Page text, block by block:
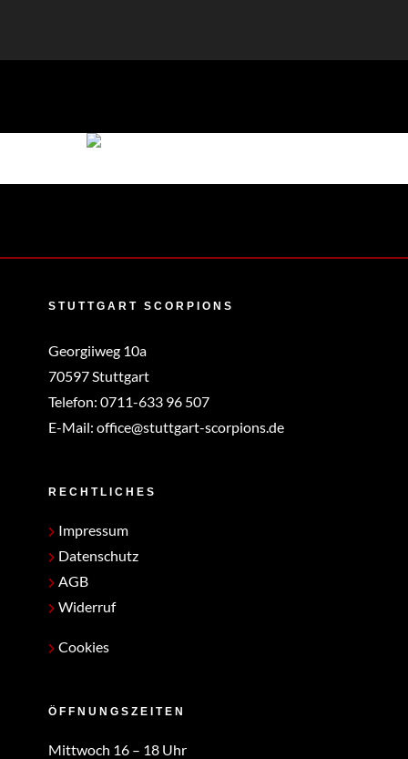
STUTTGART SCORPIONS
Georgiiweg 10a
70597 Stuttgart
Telefon: 0711-633 96 507
E-Mail: office@stuttgart-scorpions.de
RECHTLICHES
Impressum
Datenschutz
AGB
Widerruf
Cookies
ÖFFNUNGSZEITEN
Mittwoch 16 – 18 Uhr